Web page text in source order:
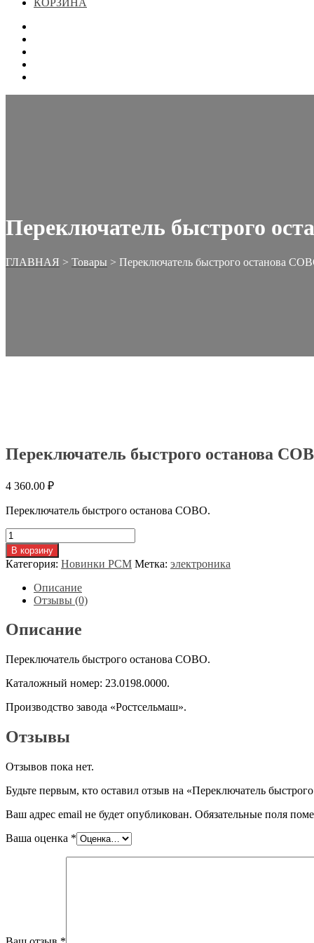
Переключатель быстрого
ГЛАВНАЯ > Товары > Переключатель быстрого останова
Переключатель быстрого останова
4 360.00 ₽
Переключатель быстрого останова COBO.
Количество
товара
Переключатель
быстрого
останова
COBO
В корзину
Категория: Новинки РСМ Метка: электроника
Описание
Отзывы (0)
Описание
Переключатель быстрого останова COBO.
Каталожный номер: 23.0198.0000.
Производство завода «Ростсельмаш».
Отзывы
Отзывов пока нет.
Будьте первым, кто оставил отзыв на «Переключатель
Ваш адрес email не будет опубликован. Обязательные поля
Ваша оценка *